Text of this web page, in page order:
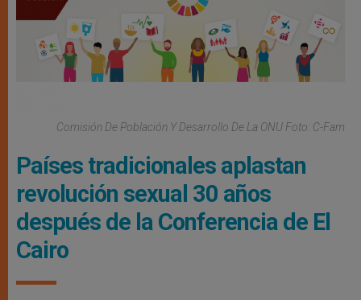
Comisión De Población Y Desarrollo De La ONU Foto: C-Fam
Países tradicionales aplastan
revolución sexual 30 años
después de la Conferencia de El
Cairo